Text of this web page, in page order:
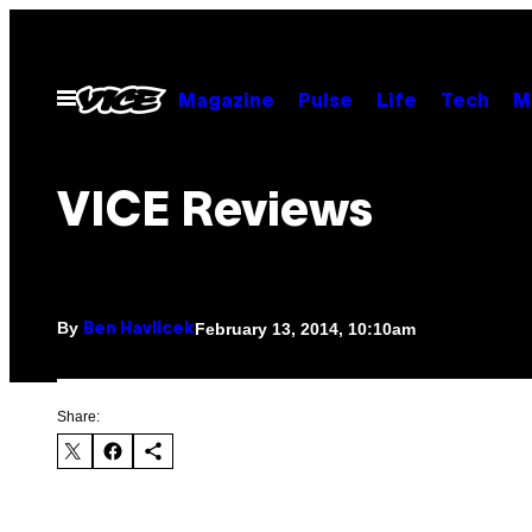
contentOpen
Menu
Magazine Pulse Life Tech
VICE Reviews
By Ben HavlicekFebruary 13, 2014, 10:10am
Share: